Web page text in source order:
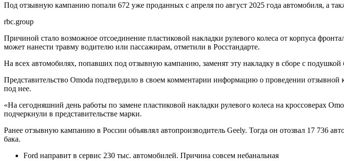
Под отзывную кампанию попали 672 уже проданных с апреля по август 2025 года автомобиля, а
rbc.group
Причиной стало возможное отсоединение пластиковой накладки рулевого колеса от корпуса
может нанести травму водителю или пассажирам, отметили в Росстандарте.
На всех автомобилях, попавших под отзывную кампанию, заменят эту накладку в сборе с подушкой
Представительство Omoda подтвердило в своем комментарии информацию о проведении
под нее.
«На сегодняшний день работы по замене пластиковой накладки рулевого колеса на
подчеркнули в представительстве марки.
Ранее отзывную кампанию в России объявлял автопроизводитель Geely. Тогда он отозвал 17 736
бака.
Ford направит в сервис 230 тыс. автомобилей. Причина совсем небанальная